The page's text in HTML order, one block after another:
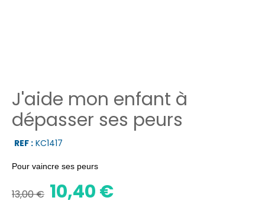
J'aide mon enfant à
dépasser ses peurs
REF : KC1417
Pour vaincre ses peurs
13,00 € 10,40 €